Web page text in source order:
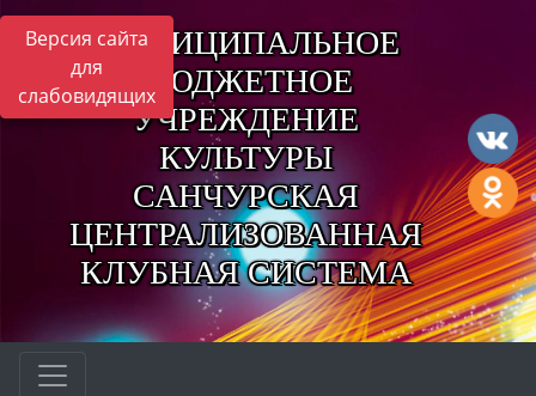
Версия сайта
для
слабовидящих
МУНИЦИПАЛЬНОЕ
БЮДЖЕТНОЕ
УЧРЕЖДЕНИЕ
КУЛЬТУРЫ
САНЧУРСКАЯ
ЦЕНТРАЛИЗОВАННАЯ
КЛУБНАЯ СИСТЕМА